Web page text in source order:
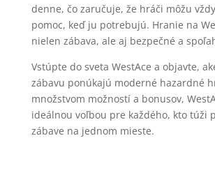
denne, čo zaručuje, že hráči môžu
pomoc, keď ju potrebujú. Hranie na
nielen zábava, ale aj bezpečné a
Vstúpte do sveta WestAce a objavte,
zábavu ponúkajú moderné hazardné
množstvom možností a bonusov,
ideálnou voľbou pre každého, kto túži
zábave na jednom mieste.